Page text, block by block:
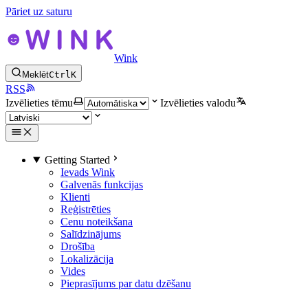
Pāriet uz saturu
Wink
MeklētCtrlK
RSS
Izvēlieties tēmu
Izvēlieties valodu
Getting Started
Ievads Wink
Galvenās funkcijas
Klienti
Reģistrēties
Cenu noteikšana
Salīdzinājums
Drošība
Lokalizācija
Vides
Pieprasījums par datu dzēšanu